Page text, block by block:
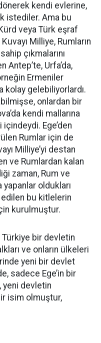
kendi evlerine,
istediler. Ama bu
veya Türk eşraf
Milliye, Rumların
çıkmalarını
Urfa’da,
Ermeniler
kolay gelebiliyorlardı.
onlardan bir
kendi mallarına
Ege’den
Rumlar için de
Milliye’yi destan
ve Rumlardan kalan
zaman, Rum ve
yapanlar oldukları
bu kitlelerin
kurulmuştur.
Türkiye bir devletin
ve onların ülkeleri
yeni bir devlet
sadece Ege’in bir
yeni devletin
isim olmuştur,